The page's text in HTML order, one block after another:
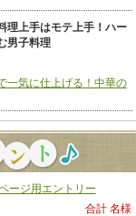
理上手はモテ上手！ハー
男子料理
一気に仕上げる！中華の
ージ用エントリー
合計 名様